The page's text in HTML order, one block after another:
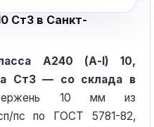
Ст3 в Санкт-
А240 (А-I) 10,
Ст3 — со склада в
10 мм из
пс по ГОСТ 5781-82,